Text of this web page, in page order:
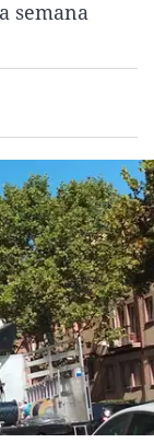
de los vientos
Viuda
Vasco
semana